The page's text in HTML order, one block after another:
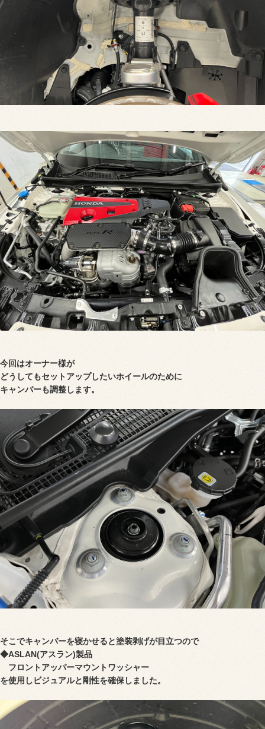
今回はオーナー様が
どうしてもセットアップしたいホイールのために
キャンバーも調整します。
そこでキャンバーを寝かせると塗装剥げが目立つので
◆ASLAN(アスラン)製品
フロントアッパーマウントワッシャー
を使用しビジュアルと剛性を確保しました。